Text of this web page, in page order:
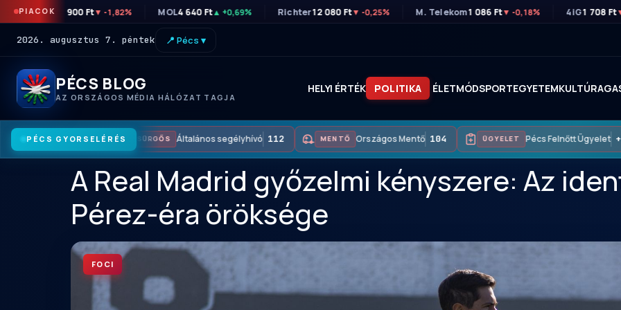
PIACOK
OTP45 900 Ft▼ -1,82% MOL4 640 Ft▲ +0,69% Richter12 080 Ft▼ -0,25% M. Telekom1 086 Ft▼ -0,18% 4iG1 708 Ft
2026. augusztus 7. péntek 📍 Pécs ▾
PÉCS BLOG
AZ ORSZÁGOS MÉDIA HÁLÓZAT TAGJA
HELYI ÉRTÉK POLITIKA ÉLETMÓDSPORTEGYETEMKULTÚRA
PÉCS GYORSELÉRÉS SÜRGŐS Általános segélyhívó 112 MENTŐ Országos Mentő 104 ÜGYELET Pécs Felnőtt Ügyelet
A Real Madrid győzelmi kényszere: Az
Pérez-éra öröksége
FOCI